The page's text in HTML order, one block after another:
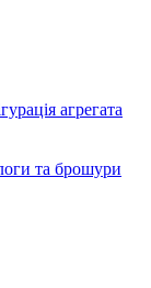
агрегата
та брошури